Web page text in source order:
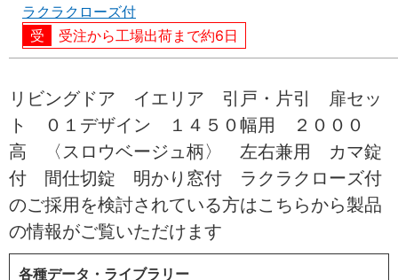
ラクラクローズ付
受注から工場出荷まで約6日
リビングドア イエリア 引戸・片引 扉セッ
ト ０１デザイン １４５０幅用 ２０００
高 〈スロウベージュ柄〉 左右兼用 カマ錠
付 間仕切錠 明かり窓付 ラクラクローズ付
のご採用を検討されている方はこちらから製品
の情報がご覧いただけます
各種データ・ライブラリー